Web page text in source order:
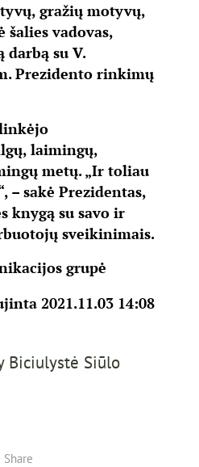
gražių motyvų,
šalies vadovas,
darbą su V.
Prezidento rinkimų
laimingų,
metų. „Ir toliau
– sakė Prezidentas,
knygą su savo ir
sveikinimais.
grupė
2021.11.03 14:08
Biciulystė Siūlo
Share